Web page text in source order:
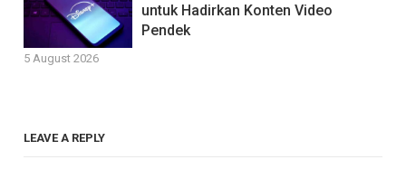
untuk Hadirkan Konten Video
Pendek
5 August 2026
LEAVE A REPLY